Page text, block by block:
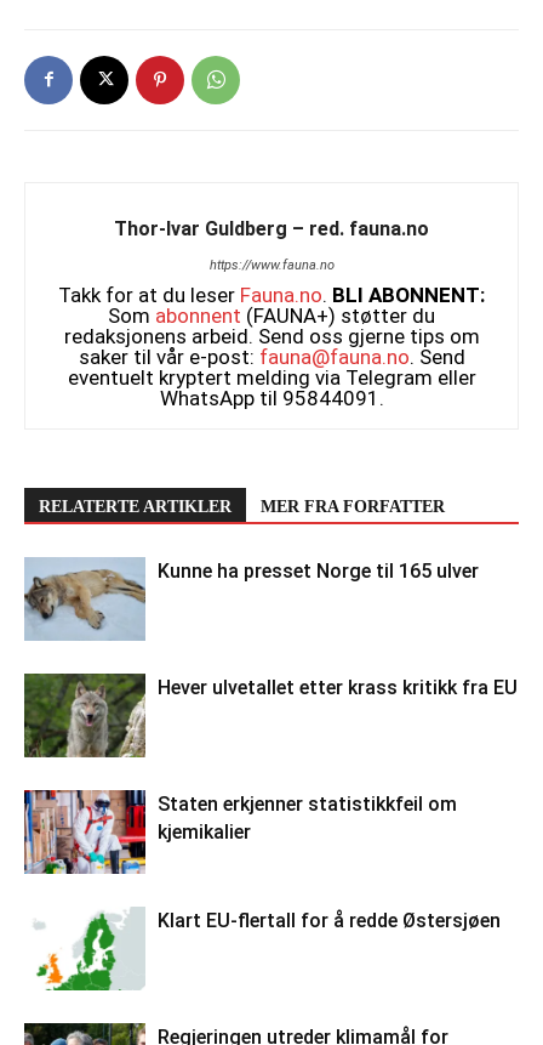
Thor-Ivar Guldberg – red. fauna.no
https://www.fauna.no
Takk for at du leser Fauna.no. BLI ABONNENT:
Som abonnent (FAUNA+) støtter du
redaksjonens arbeid. Send oss gjerne tips om
saker til vår e-post: fauna@fauna.no. Send
eventuelt kryptert melding via Telegram eller
WhatsApp til 95844091.
RELATERTE ARTIKLER MER FRA FORFATTER
Kunne ha presset Norge til 165 ulver
Hever ulvetallet etter krass kritikk fra EU
Staten erkjenner statistikkfeil om
kjemikalier
Klart EU-flertall for å redde Østersjøen
Regjeringen utreder klimamål for